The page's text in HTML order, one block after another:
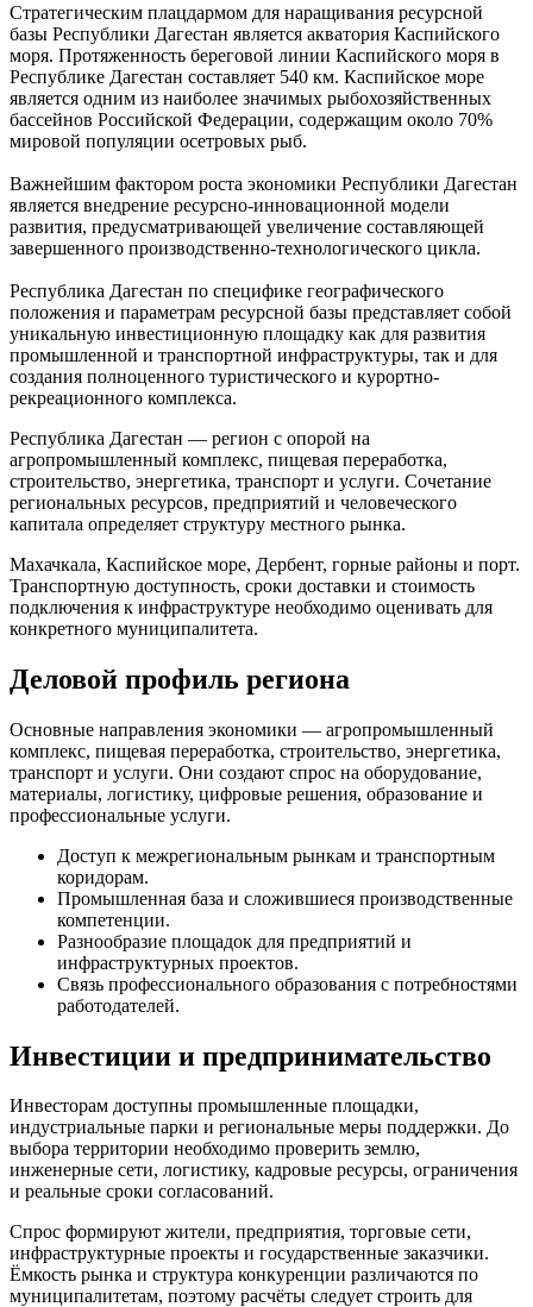
Стратегическим плацдармом для наращивания ресурсной
базы Республики Дагестан является акватория Каспийского
моря. Протяженность береговой линии Каспийского моря в
Республике Дагестан составляет 540 км. Каспийское море
является одним из наиболее значимых рыбохозяйственных
бассейнов Российской Федерации, содержащим около 70%
мировой популяции осетровых рыб.
Важнейшим фактором роста экономики Республики Дагестан
является внедрение ресурсно-инновационной модели
развития, предусматривающей увеличение составляющей
завершенного производственно-технологического цикла.
Республика Дагестан по специфике географического
положения и параметрам ресурсной базы представляет собой
уникальную инвестиционную площадку как для развития
промышленной и транспортной инфраструктуры, так и для
создания полноценного туристического и курортно-
рекреационного комплекса.
Республика Дагестан — регион с опорой на
агропромышленный комплекс, пищевая переработка,
строительство, энергетика, транспорт и услуги. Сочетание
региональных ресурсов, предприятий и человеческого
капитала определяет структуру местного рынка.
Махачкала, Каспийское море, Дербент, горные районы и порт.
Транспортную доступность, сроки доставки и стоимость
подключения к инфраструктуре необходимо оценивать для
конкретного муниципалитета.
Деловой профиль региона
Основные направления экономики — агропромышленный
комплекс, пищевая переработка, строительство, энергетика,
транспорт и услуги. Они создают спрос на оборудование,
материалы, логистику, цифровые решения, образование и
профессиональные услуги.
Доступ к межрегиональным рынкам и транспортным
коридорам.
Промышленная база и сложившиеся производственные
компетенции.
Разнообразие площадок для предприятий и
инфраструктурных проектов.
Связь профессионального образования с потребностями
работодателей.
Инвестиции и предпринимательство
Инвесторам доступны промышленные площадки,
индустриальные парки и региональные меры поддержки. До
выбора территории необходимо проверить землю,
инженерные сети, логистику, кадровые ресурсы, ограничения
и реальные сроки согласований.
Спрос формируют жители, предприятия, торговые сети,
инфраструктурные проекты и государственные заказчики.
Ёмкость рынка и структура конкуренции различаются по
муниципалитетам, поэтому расчёты следует строить для